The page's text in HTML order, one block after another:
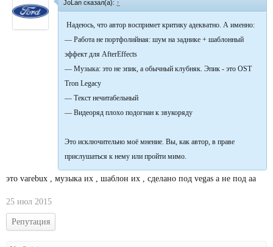
JoLan сказал(а): ↑
Надеюсь, что автор воспримет критику адекватно. А именно:
— Работа не портфолийная: шум на заднике + шаблонный
эффект для AfterEffects
— Музыка: это не эпик, а обычный клубняк. Эпик - это OST
Tron Legacy
— Текст нечитабельный
— Видеоряд плохо подогнан к звукоряду
Это исключительно моё мнение. Вы, как автор, в праве
прислушаться к нему или пройти мимо.
это varebux , музыка их , шаблон их , сделано под vegas а не под аа
25 июл 2015
Репутация